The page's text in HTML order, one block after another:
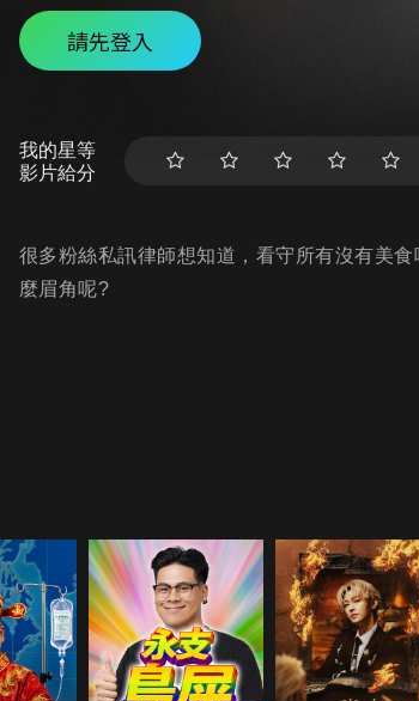
請先登入
我的星等
影片給分
很多粉絲私訊律師想知道，看守所有沒有美
麼眉角呢?